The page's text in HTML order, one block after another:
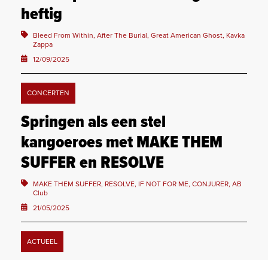
heftig
Bleed From Within, After The Burial, Great American Ghost, Kavka
Zappa
12/09/2025
CONCERTEN
Springen als een stel
kangoeroes met MAKE THEM
SUFFER en RESOLVE
MAKE THEM SUFFER, RESOLVE, IF NOT FOR ME, CONJURER, AB
Club
21/05/2025
ACTUEEL